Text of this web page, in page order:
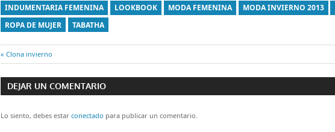
INDUMENTARIA FEMENINA LOOKBOOK MODA FEMENINA MODA INVIERNO 2013
ROPA DE MUJER
TABATHA
Navegación
de
entradas
Entrada
anterior:
Clona invierno
DEJAR UN COMENTARIO
Lo siento, debes estar conectado para publicar un comentario.